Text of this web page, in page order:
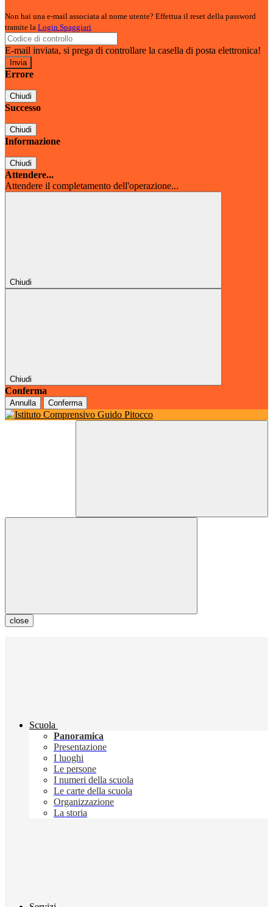
Non hai una e-mail associata al nome utente? Effettua il reset della password
tramite la Login Spaggiari
E-mail inviata, si prega di controllare la casella di posta elettronica!
Errore
Chiudi
Successo
Chiudi
Informazione
Chiudi
Attendere...
Attendere il completamento dell'operazione...
Chiudi
Chiudi
Conferma
Annulla Conferma
close
Scuola
Panoramica
Presentazione
I luoghi
Le persone
I numeri della scuola
Le carte della scuola
Organizzazione
La storia